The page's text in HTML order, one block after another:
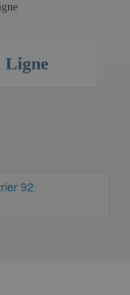
Ligne
92